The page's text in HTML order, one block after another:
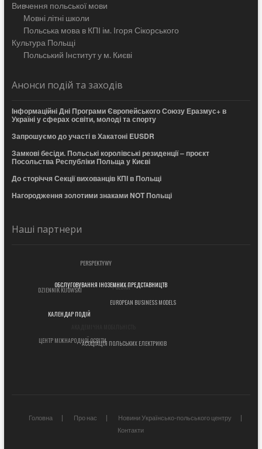
Вивчення польської мови
Мовні літні школи
Польська мова в КПІ ім. Ігоря Сікорського
Культура Польщі
Польський Інститут у м. Києві
Анонси подій та заходів
Інформаційні Дні Програми Європейського Союзу Еразмус+ в
Україні у сферах освіти, молоді та спорту
Запрошуємо до участі в Хакатоні EUSDR
Замкові бесіди. Польські королівські резиденції – проєкт
Посольства Республіки Польща у Києві
До сторіччя Секції вихованців КПІ в Польщі
Нагородження золотими знаками NOT Польщі
Наші партнери
DZIENNIK KIJOWSKI
PERSPEKTYWY
POLUKR
ЦЕНТР МІЖНАРОДНОЇ ОСВІТИ
КАЛЕНДАР ПОДІЙ
ОБСЛУГОВУВАННЯ ІНОЗЕМНИХ ПРЕДСТАВНИЦТВ
EUROPEAN BUSINESS MODELS
АСОЦІАЦІЯ ПОЛЬСЬКИХ ЕЛЕКТРИКІВ
Головна Про нас
Новини Українсько-польського центру
Контакти